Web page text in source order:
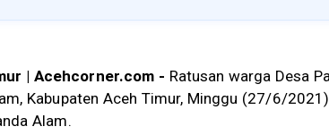
| Acehcorner.com - Ratusan warga Desa
Kabupaten Aceh Timur, Minggu (27/6/
Alam.